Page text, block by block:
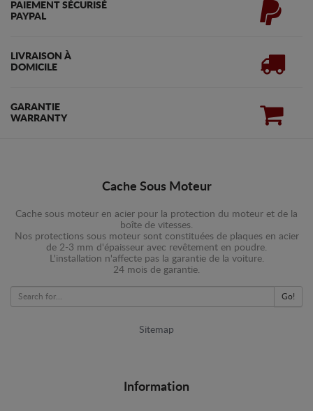
PAIEMENT SÉCURISÉ
PAYPAL
LIVRAISON À
DOMICILE
GARANTIE
WARRANTY
Cache Sous Moteur
Cache sous moteur en acier pour la protection du moteur et de la
boîte de vitesses.
Nos protections sous moteur sont constituées de plaques en acier
de 2-3 mm d'épaisseur avec revêtement en poudre.
L'installation n'affecte pas la garantie de la voiture.
24 mois de garantie.
Go!
Sitemap
Information